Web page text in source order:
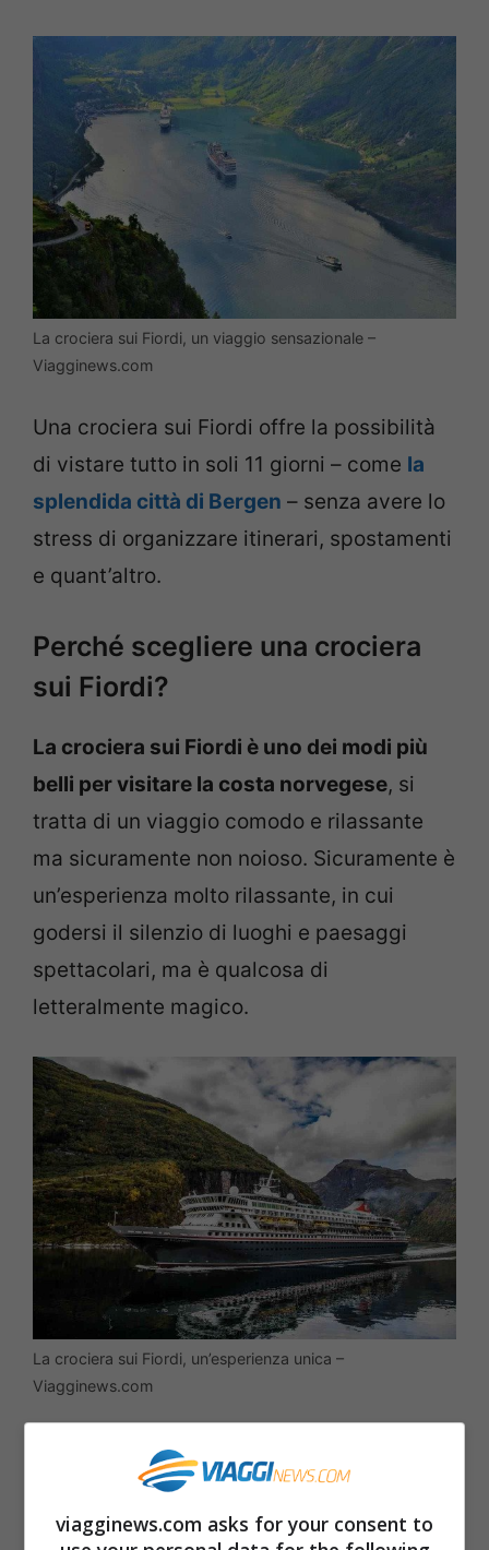
La crociera sui Fiordi, un viaggio sensazionale –
Viagginews.com
Una crociera sui Fiordi offre la possibilità
di vistare tutto in soli 11 giorni – come la
splendida città di Bergen – senza avere lo
stress di organizzare itinerari, spostamenti
e quant’altro.
Perché scegliere una crociera
sui Fiordi?
La crociera sui Fiordi è uno dei modi più
belli per visitare la costa norvegese, si
tratta di un viaggio comodo e rilassante
ma sicuramente non noioso. Sicuramente è
un’esperienza molto rilassante, in cui
godersi il silenzio di luoghi e paesaggi
spettacolari, ma è qualcosa di
letteralmente magico.
La crociera sui Fiordi, un’esperienza unica –
Viagginews.com
Dalla visita delle città più belle all’assaggio
delle specialità locali,nel tragitto si avrà la
possibilità di viversi a pieno la costa della
viagginews.com asks for your consent to